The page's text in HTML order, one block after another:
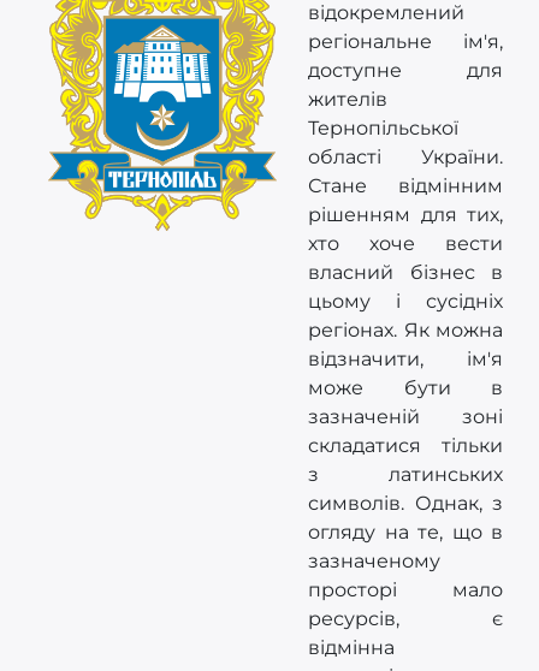
відокремлений
регіональне ім'я,
доступне для
жителів
Тернопільської
області України.
Стане відмінним
рішенням для тих,
хто хоче вести
власний бізнес в
цьому і сусідніх
регіонах. Як можна
відзначити, ім'я
може бути в
зазначеній зоні
складатися тільки
з латинських
символів. Однак, з
огляду на те, що в
зазначеному
просторі мало
ресурсів, є
відмінна